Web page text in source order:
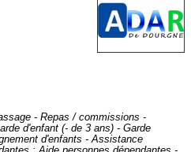
- Repas / commissions -
d'enfant (- de 3 ans) - Garde
d'enfants - Assistance